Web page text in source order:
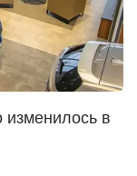
изменилось в